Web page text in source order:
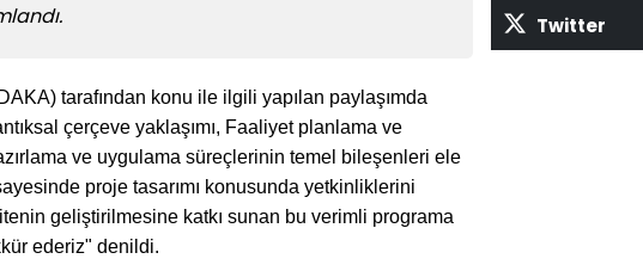
tarafından konu ile ilgili yapılan paylaşımda
çerçeve yaklaşımı, Faaliyet planlama ve
ve uygulama süreçlerinin temel bileşenleri ele
proje tasarımı konusunda yetkinliklerini
geliştirilmesine katkı sunan bu verimli programa
ederiz" denildi.
Twitter